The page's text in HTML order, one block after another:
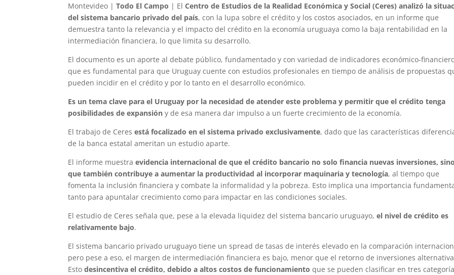
Montevideo |Todo El Campo | ElCentro de Estudios de la Realidad Económica y Social (Ceres) analizó la
del sistema bancario privado del país, con la lupa sobre el crédito y los costos asociados, en un informe que
demuestra tanto la relevancia y el impacto del crédito en la economía uruguaya como la baja rentabilidad en la
intermediación financiera, lo que limita su desarrollo.
El documento es un aporte al debate público, fundamentado y con variedad de indicadores económico-
que es fundamental para que Uruguay cuente con estudios profesionales en tiempo de análisis de propuestas
pueden incidir en el crédito y por lo tanto en el desarrollo económico.
Es un tema clave para el Uruguay por la necesidad de atender este problema y permitir que el crédito tenga
posibilidades de expansióny de esa manera dar impulso a un fuerte crecimiento de la economía.
El trabajo de Ceresestá focalizado en el sistema privado exclusivamente, dado que las características
de la banca estatal ameritan un estudio aparte.
El informe muestraevidencia internacional de que el crédito bancario no solo financia nuevas inversiones,
que también contribuye a aumentar la productividad al incorporar maquinaria y tecnología, al tiempo que
fomenta la inclusión financiera y combate la informalidad y la pobreza. Esto implica una importancia
tanto para apuntalar crecimiento como para impactar en las condiciones sociales.
El estudio de Ceres señala que, pese a la elevada liquidez del sistema bancario uruguayo,el nivel de crédito es
relativamente bajo.
El sistema bancario privado uruguayo tiene un spread de tasas de interés elevado en la comparación
pero pese a eso, el margen de intermediación financiera es bajo, menor que el retorno de inversiones
Estodesincentiva el crédito, debido a altos costos de funcionamiento que se pueden clasificar en tres